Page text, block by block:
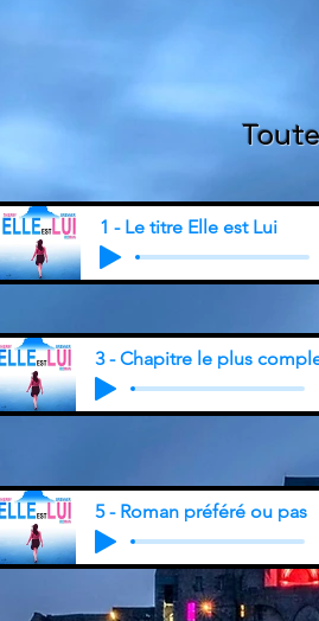
1 - Le titre Elle est Lui
3 - Chapitre le plus
5 - Roman préféré ou pas